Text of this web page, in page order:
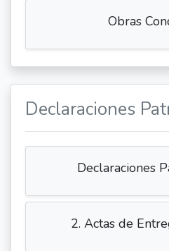
Obras
Declaraciones
Declaraciones
2. Actas de